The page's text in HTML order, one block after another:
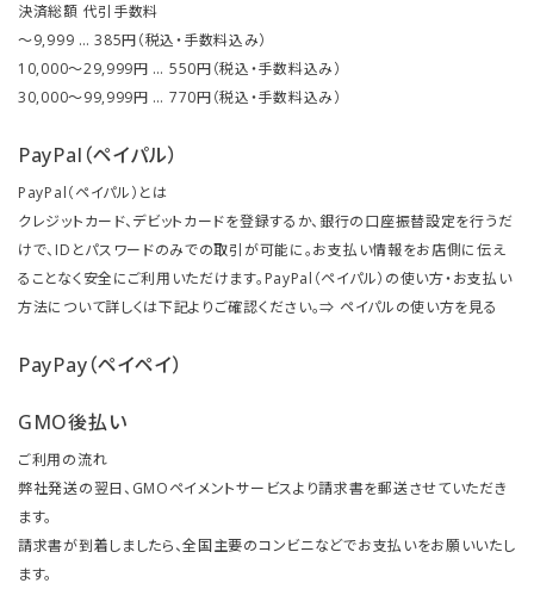
決済総額 代引手数料
～9,999 … 385円（税込・手数料込み）
10,000～29,999円 … 550円（税込・手数料込み）
30,000～99,999円 … 770円（税込・手数料込み）
PayPal（ペイパル）
PayPal（ペイパル）とは
クレジットカード、デビットカードを登録するか、銀行の口座振替設定を行うだ
けで、IDとパスワードのみでの取引が可能に。お支払い情報をお店側に伝え
ることなく安全にご利用いただけます。PayPal（ペイパル）の使い方・お支払い
方法について詳しくは下記よりご確認ください。⇒ ペイパルの使い方を見る
PayPay（ペイペイ）
GMO後払い
ご利用の流れ
弊社発送の翌日、GMOペイメントサービスより請求書を郵送させていただき
ます。
請求書が到着しましたら、全国主要のコンビニなどでお支払いをお願いいたし
ます。